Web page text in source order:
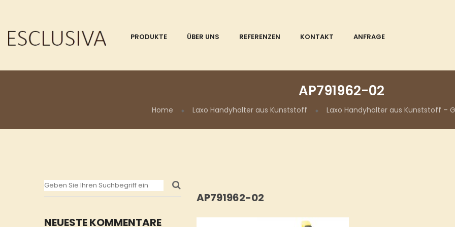
PRODUKTE ÜBER UNS REFERENZEN KONTAKT ANFRAGE
AP791962-02
Home Laxo Handyhalter aus Kunststoff Laxo Handyhalter aus Kunststoff –
NEUESTE KOMMENTARE
AP791962-02